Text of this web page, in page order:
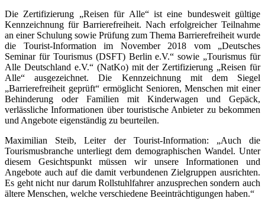
Die Zertifizierung „Reisen für Alle“ ist eine bundesweit gültige
Kennzeichnung für Barrierefreiheit. Nach erfolgreicher Teilnahme
an einer Schulung sowie Prüfung zum Thema Barrierefreiheit wurde
die Tourist-Information im November 2018 vom „Deutsches
Seminar für Tourismus (DSFT) Berlin e.V.“ sowie „Tourismus für
Alle Deutschland e.V.“ (NatKo) mit der Zertifizierung „Reisen für
Alle“ ausgezeichnet. Die Kennzeichnung mit dem Siegel
„Barrierefreiheit geprüft“ ermöglicht Senioren, Menschen mit einer
Behinderung oder Familien mit Kinderwagen und Gepäck,
verlässliche Informationen über touristische Anbieter zu bekommen
und Angebote eigenständig zu beurteilen.
Maximilian Steib, Leiter der Tourist-Information: „Auch die
Tourismusbranche unterliegt dem demographischen Wandel. Unter
diesem Gesichtspunkt müssen wir unsere Informationen und
Angebote auch auf die damit verbundenen Zielgruppen ausrichten.
Es geht nicht nur darum Rollstuhlfahrer anzusprechen sondern auch
ältere Menschen, welche verschiedene Beeinträchtigungen haben.“